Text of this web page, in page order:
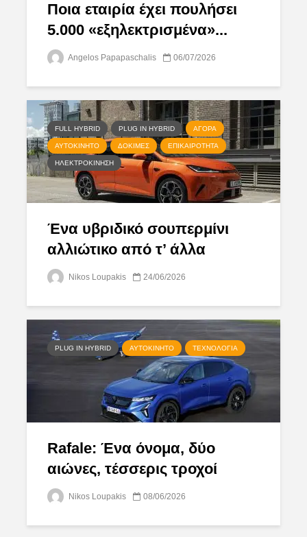
Ποια εταιρία έχει πουλήσει
5.000 «εξηλεκτρισμένα»...
Angelos Papapaschalis 06/07/2026
FULL HYBRID PLUG IN HYBRID ΑΓΟΡΆ
ΑΥΤΟΚΊΝΗΤΟ ΔΟΚΙΜΈΣ ΕΠΙΚΑΙΡΌΤΗΤΑ
ΗΛΕΚΤΡΟΚΊΝΗΣΗ
Ένα υβριδικό σουπερμίνι
αλλιώτικο από τ’ άλλα
Nikos Loupakis 24/06/2026
PLUG IN HYBRID ΑΥΤΟΚΊΝΗΤΟ ΤΕΧΝΟΛΟΓΊΑ
Rafale: Ένα όνομα, δύο
αιώνες, τέσσερις τροχοί
Nikos Loupakis 08/06/2026